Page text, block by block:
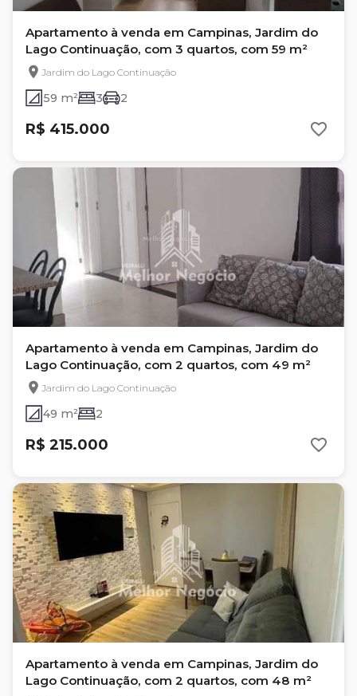
Apartamento à venda em Campinas, Jardim do
Lago Continuação, com 3 quartos, com 59 m²
Jardim do Lago Continuação
59 m² 3 2
R$ 415.000
Apartamento à venda em Campinas, Jardim do
Lago Continuação, com 2 quartos, com 49 m²
Jardim do Lago Continuação
49 m² 2
R$ 215.000
Apartamento à venda em Campinas, Jardim do
Lago Continuação, com 2 quartos, com 48 m²